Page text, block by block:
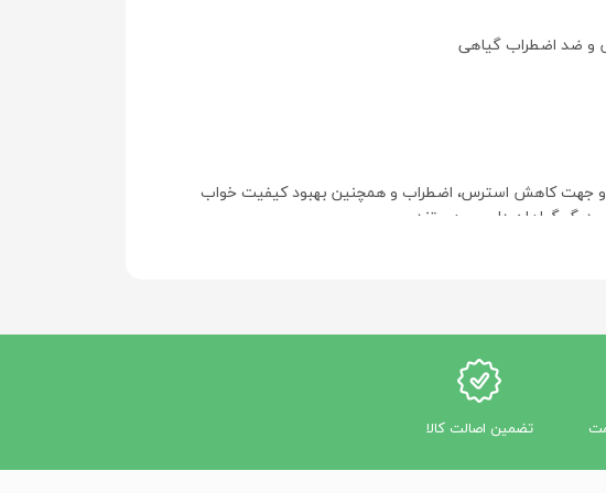
و ضد اضطراب گیاهی
و جهت کاهش استرس، اضطراب و همچنین بهبود کیفیت خواب
دیگر گیاهان دارویی هستند.
تضمین اصالت کالا